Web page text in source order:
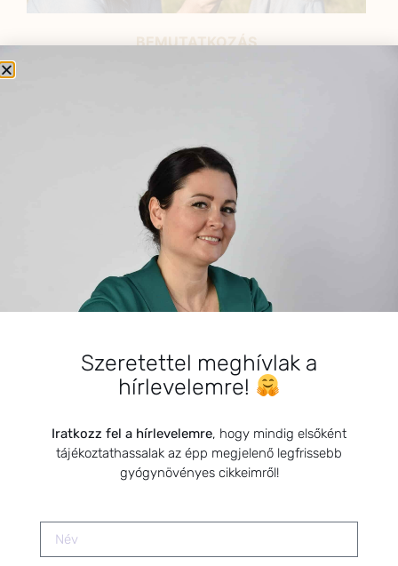
BEMUTATKOZÁS
férfiak egészségének megőrzése és helyreállítása.
HÍRLEVÉL
HÍRLEVÉL FELIRATKOZÁS
az alábbi nyilatkozatot:
Hozzájárulok, hogy az
Adatkezelési tájékoztatóban
Szeretettel meghívlak a
hírlevelemre!
Iratkozz fel a hírlevelemre, hogy mindig elsőként
tájékoztathassalak az épp megjelenő legfrissebb
gyógynövényes cikkeimről!